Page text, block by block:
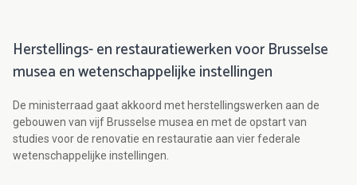
Herstellings- en restauratiewerken voor Brusselse
musea en wetenschappelijke instellingen
De ministerraad gaat akkoord met herstellingswerken aan de
gebouwen van vijf Brusselse musea en met de opstart van
studies voor de renovatie en restauratie aan vier federale
wetenschappelijke instellingen.